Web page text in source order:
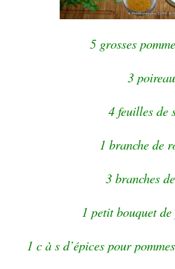
5 grosses
3
4 feuilles de
1 branche de
3 branches
1 petit bouquet
1 c à s d’épices pour